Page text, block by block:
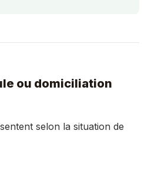
ou domiciliation
selon la situation de